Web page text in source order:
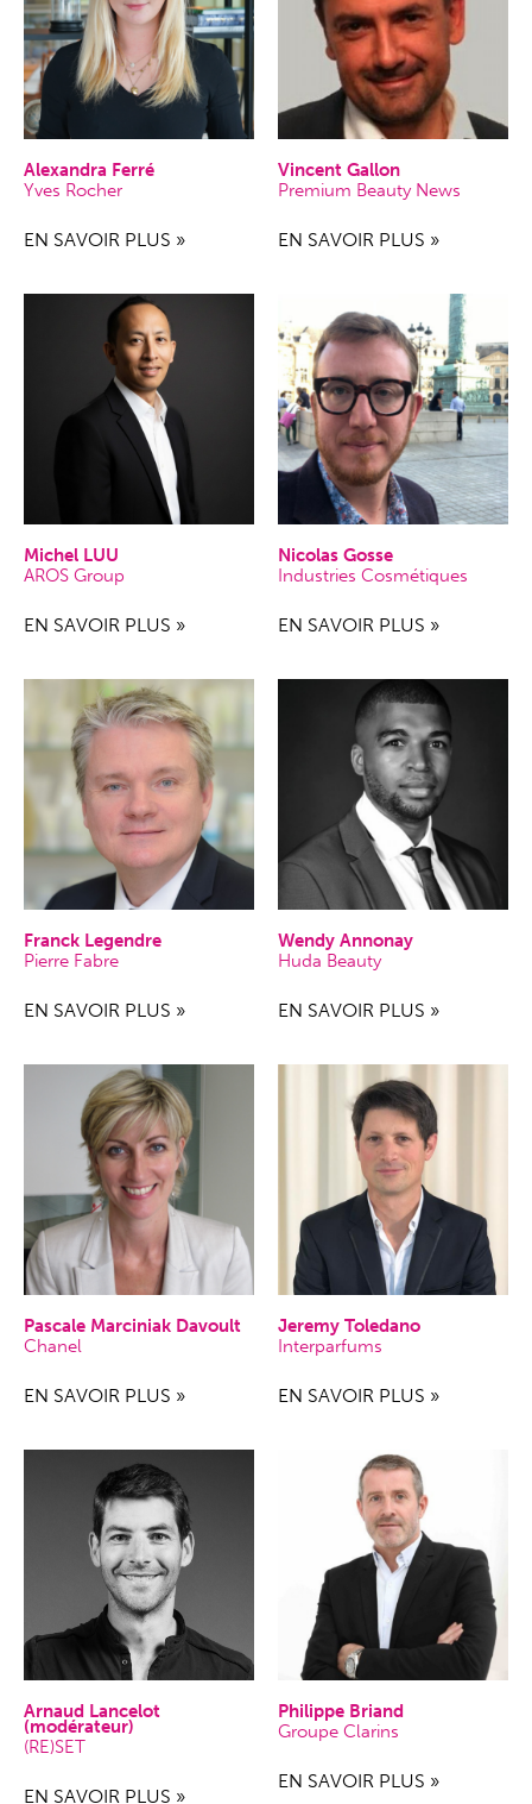
Alexandra Ferré
Yves Rocher
EN SAVOIR PLUS »
Vincent Gallon
Premium Beauty News
EN SAVOIR PLUS »
Michel LUU
AROS Group
EN SAVOIR PLUS »
Nicolas Gosse
Industries Cosmétiques
EN SAVOIR PLUS »
Franck Legendre
Pierre Fabre
EN SAVOIR PLUS »
Wendy Annonay
Huda Beauty
EN SAVOIR PLUS »
Pascale Marciniak Davoult
Chanel
EN SAVOIR PLUS »
Jeremy Toledano
Interparfums
EN SAVOIR PLUS »
Arnaud Lancelot
(modérateur)
(RE)SET
EN SAVOIR PLUS »
Philippe Briand
Groupe Clarins
EN SAVOIR PLUS »